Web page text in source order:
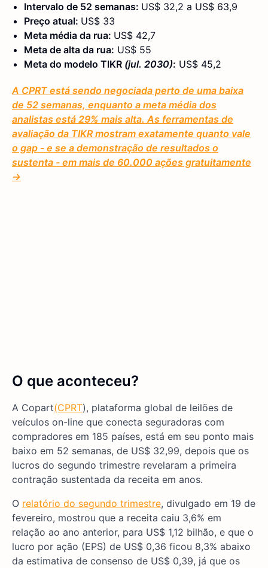
Intervalo de 52 semanas: US$ 32,2 a US$ 63,9
Preço atual: US$ 33
Meta média da rua: US$ 42,7
Meta de alta da rua: US$ 55
Meta do modelo TIKR (jul. 2030): US$ 45,2
A CPRT está sendo negociada perto de uma baixa
de 52 semanas, enquanto a meta média dos
analistas está 29% mais alta. As ferramentas de
avaliação da TIKR mostram exatamente quanto vale
o gap - e se a demonstração de resultados o
sustenta - em mais de 60.000 ações gratuitamente
→
O que aconteceu?
A Copart(CPRT), plataforma global de leilões de
veículos on-line que conecta seguradoras com
compradores em 185 países, está em seu ponto mais
baixo em 52 semanas, de US$ 32,99, depois que os
lucros do segundo trimestre revelaram a primeira
contração sustentada da receita em anos.
O relatório do segundo trimestre, divulgado em 19 de
fevereiro, mostrou que a receita caiu 3,6% em
relação ao ano anterior, para US$ 1,12 bilhão, e que o
lucro por ação (EPS) de US$ 0,36 ficou 8,3% abaixo
da estimativa de consenso de US$ 0,39, já que os